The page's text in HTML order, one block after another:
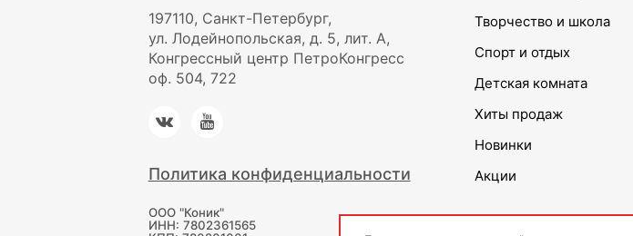
197110, Санкт-Петербург,
ул. Лодейнопольская, д. 5, лит. А,
Конгрессный центр ПетроКонгресс
оф. 504, 722
Политика конфиденциальности
ООО "Коник"
ИНН: 7802361565
Творчество и школа
Спорт и отдых
Детская комната
Хиты продаж
Новинки
Акции